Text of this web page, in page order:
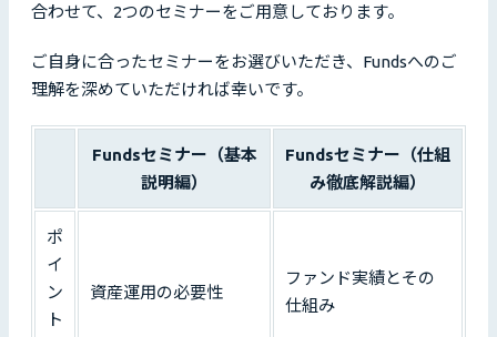
合わせて、2つのセミナーをご用意しております。
ご自身に合ったセミナーをお選びいただき、Fundsへのご
理解を深めていただければ幸いです。
Fundsセミナー（基本
説明編）
Fundsセミナー（仕組
み徹底解説編）
ポ
イ
ン
ト
資産運用の必要性
ファンド実績とその
仕組み